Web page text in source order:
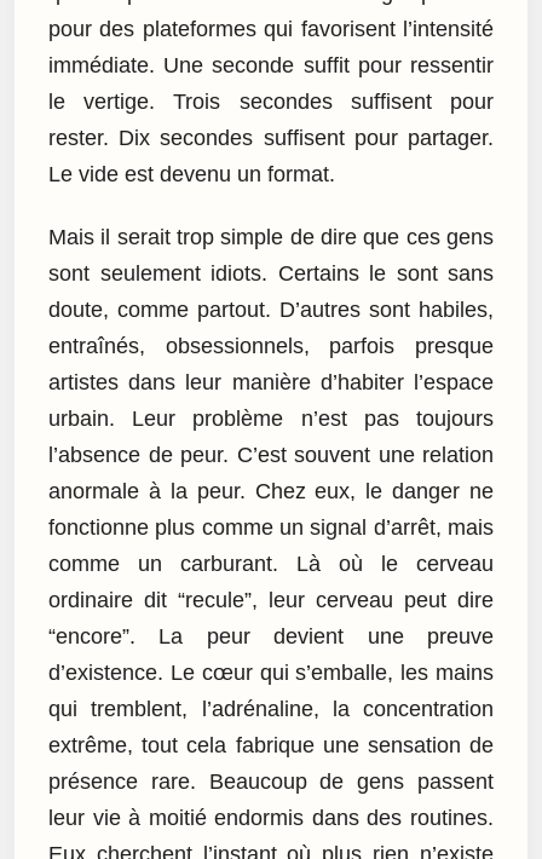
pour des plateformes qui favorisent l’intensité
immédiate. Une seconde suffit pour ressentir
le vertige. Trois secondes suffisent pour
rester. Dix secondes suffisent pour partager.
Le vide est devenu un format.
Mais il serait trop simple de dire que ces gens
sont seulement idiots. Certains le sont sans
doute, comme partout. D’autres sont habiles,
entraînés, obsessionnels, parfois presque
artistes dans leur manière d’habiter l’espace
urbain. Leur problème n’est pas toujours
l’absence de peur. C’est souvent une relation
anormale à la peur. Chez eux, le danger ne
fonctionne plus comme un signal d’arrêt, mais
comme un carburant. Là où le cerveau
ordinaire dit “recule”, leur cerveau peut dire
“encore”. La peur devient une preuve
d’existence. Le cœur qui s’emballe, les mains
qui tremblent, l’adrénaline, la concentration
extrême, tout cela fabrique une sensation de
présence rare. Beaucoup de gens passent
leur vie à moitié endormis dans des routines.